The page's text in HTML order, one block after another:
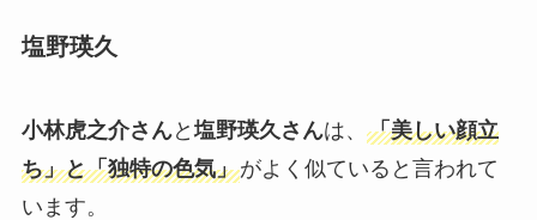
塩野瑛久
小林虎之介さんと 塩野瑛久さんは、 「美しい顔立
ち」と「独特の色気」がよく似ていると言われて
います。